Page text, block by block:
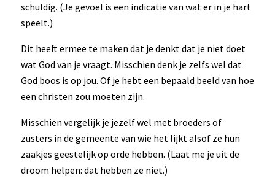
schuldig. (Je gevoel is een indicatie van wat er in je hart
speelt.)
Dit heeft ermee te maken dat je denkt dat je niet doet
wat God van je vraagt. Misschien denk je zelfs wel dat
God boos is op jou. Of je hebt een bepaald beeld van hoe
een christen zou moeten zijn.
Misschien vergelijk je jezelf wel met broeders of
zusters in de gemeente van wie het lijkt alsof ze hun
zaakjes geestelijk op orde hebben. (Laat me je uit de
droom helpen: dat hebben ze niet.)